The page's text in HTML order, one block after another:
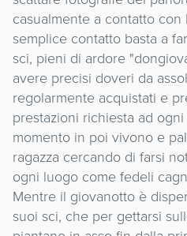
casualmente a contatto con
semplice contatto basta a
sci, pieni di ardore
avere precisi doveri da
regolarmente acquistati e
prestazioni richiesta ad
momento in poi vivono e
ragazza cercando di farsi
ogni luogo come fedeli
Mentre il giovanotto è
suoi sci, che per gettarsi